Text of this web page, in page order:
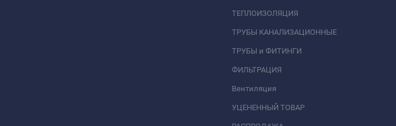
ТЕПЛОИЗОЛЯЦИЯ
ТРУБЫ КАНАЛИЗАЦИОННЫЕ
ТРУБЫ и ФИТИНГИ
ФИЛЬТРАЦИЯ
Вентиляция
УЦЕНЕННЫЙ ТОВАР